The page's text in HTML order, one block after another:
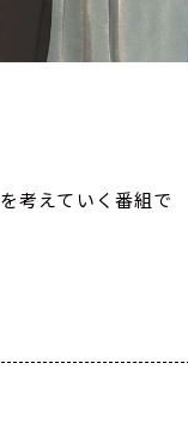
考えていく番組で